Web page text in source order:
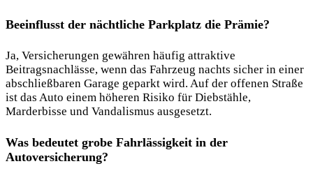
Beeinflusst der nächtliche Parkplatz die Prämie?
Ja, Versicherungen gewähren häufig attraktive
Beitragsnachlässe, wenn das Fahrzeug nachts sicher in einer
abschließbaren Garage geparkt wird. Auf der offenen Straße
ist das Auto einem höheren Risiko für Diebstähle,
Marderbisse und Vandalismus ausgesetzt.
Was bedeutet grobe Fahrlässigkeit in der
Autoversicherung?